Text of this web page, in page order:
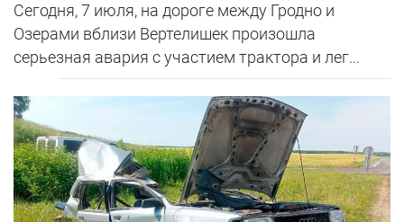
Сегодня, 7 июля, на дороге между Гродно и
Озерами вблизи Вертелишек произошла
серьезная авария с участием трактора и лег...